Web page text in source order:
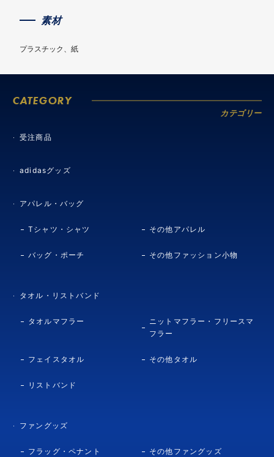
素材
プラスチック、紙
CATEGORY
カテゴリー
受注商品
adidasグッズ
アパレル・バッグ
Tシャツ・シャツ その他アパレル
バッグ・ポーチ その他ファッション小物
タオル・リストバンド
タオルマフラー
ニットマフラー・フリースマ
フラー
フェイスタオル その他タオル
リストバンド
ファングッズ
フラッグ・ペナント その他ファングッズ